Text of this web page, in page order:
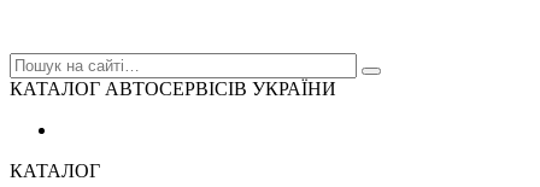
КАТАЛОГ АВТОСЕРВІСІВ УКРАЇНИ
КАТАЛОГ